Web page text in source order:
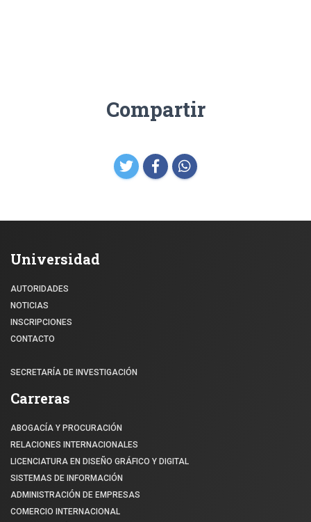
Compartir
Universidad
AUTORIDADES
NOTICIAS
INSCRIPCIONES
CONTACTO
SECRETARÍA DE INVESTIGACIÓN
Carreras
ABOGACÍA Y PROCURACIÓN
RELACIONES INTERNACIONALES
LICENCIATURA EN DISEÑO GRÁFICO Y DIGITAL
SISTEMAS DE INFORMACIÓN
ADMINISTRACIÓN DE EMPRESAS
COMERCIO INTERNACIONAL